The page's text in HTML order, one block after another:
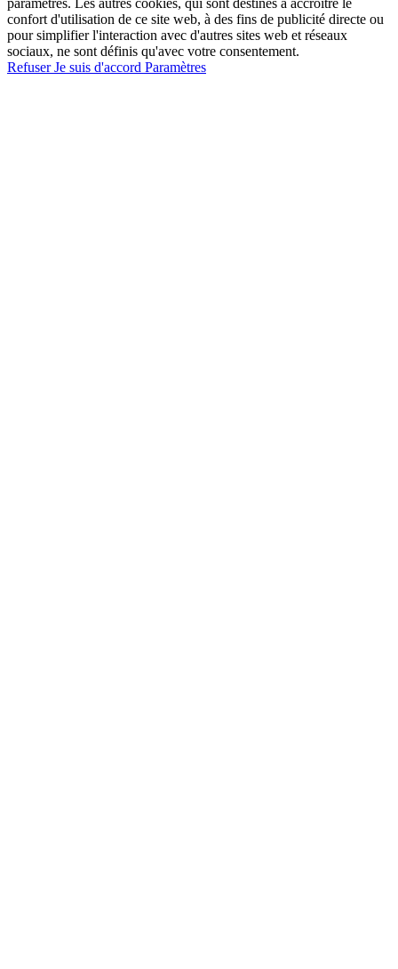
confort d'utilisation de ce site web, à des fins de publicité directe ou
pour simplifier l'interaction avec d'autres sites web et réseaux
sociaux, ne sont définis qu'avec votre consentement.
RefuserJe suis d'accord Paramètres